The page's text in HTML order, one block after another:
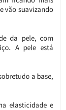
vão suavizando
da pele, com
A pele está
a base,
elasticidade e